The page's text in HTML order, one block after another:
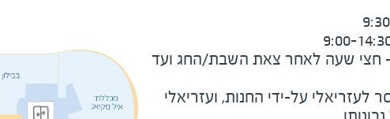
לעזריאלי על-ידי החנות, ועזריאלי